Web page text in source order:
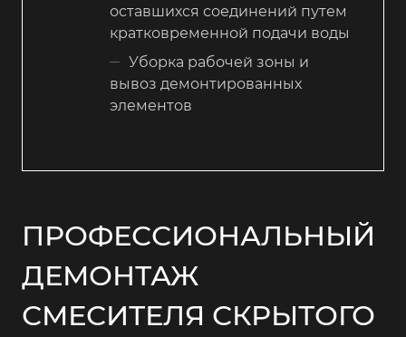
оставшихся соединений путем
кратковременной подачи воды
Уборка рабочей зоны и
вывоз демонтированных
элементов
ПРОФЕССИОНАЛЬНЫЙ
ДЕМОНТАЖ
СМЕСИТЕЛЯ СКРЫТОГО